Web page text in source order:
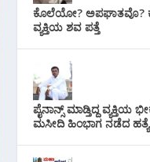
ಕೊಲೆಯೋ? ಅಪಘಾತವೊ?
ವ್ಯಕ್ತಿಯ ಶವ ಪತ್ತೆ
ಪೈನಾನ್ಸ್ ಮಾಡ್ತಿದ್ದ ವ್ಯಕ್ತಿಯ
ಮಸೀದಿ ಹಿಂಭಾಗ ನಡೆದ ಹತ್ಯೆ